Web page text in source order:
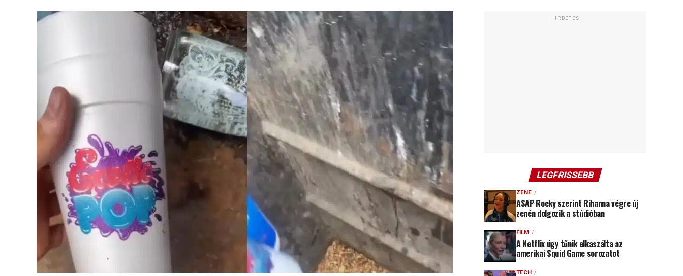
HIRDETÉS
LEGFRISSEBB
ZENE
A$AP Rocky szerint Rihanna végre új
zenén dolgozik a stúdióban
FILM
A Netflix úgy tűnik elkaszálta az
amerikai Squid Game sorozatot
TECH